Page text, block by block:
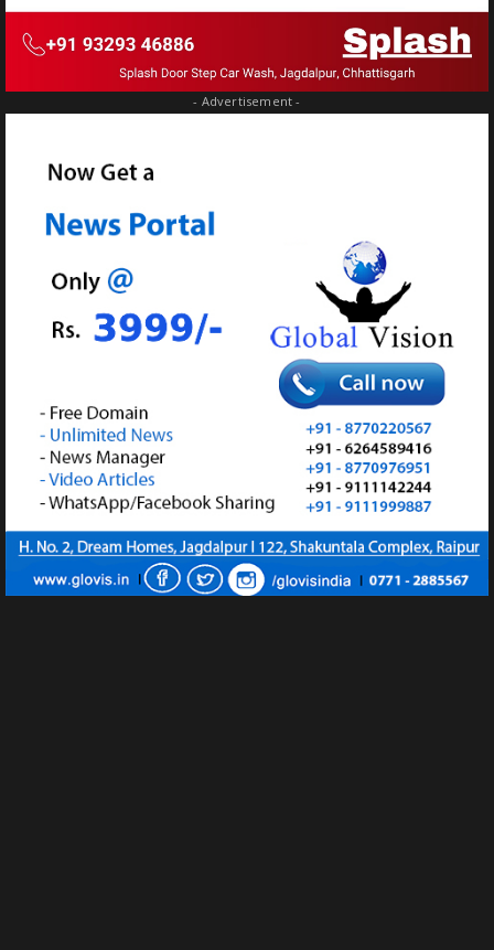
- Advertisement -